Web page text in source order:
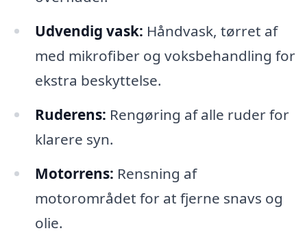
Udvendig vask: Håndvask, tørret af
med mikrofiber og voksbehandling for
ekstra beskyttelse.
Ruderens: Rengøring af alle ruder for
klarere syn.
Motorrens: Rensning af
motorområdet for at fjerne snavs og
olie.